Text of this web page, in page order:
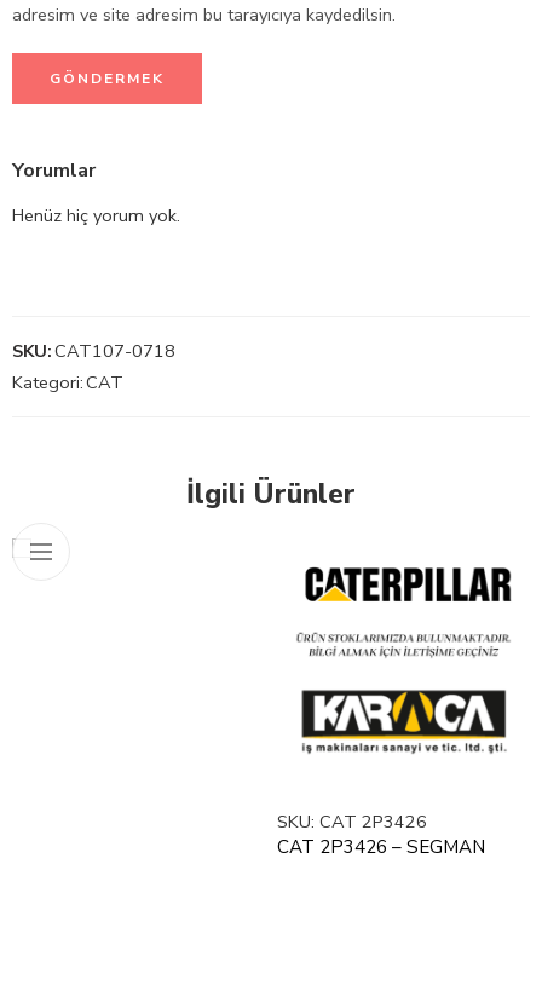
adresim ve site adresim bu tarayıcıya kaydedilsin.
Yorumlar
Henüz hiç yorum yok.
SKU:CAT107-0718
Kategori:CAT
İlgili Ürünler
SKU: CAT 2P3426
CAT 2P3426 – SEGMAN